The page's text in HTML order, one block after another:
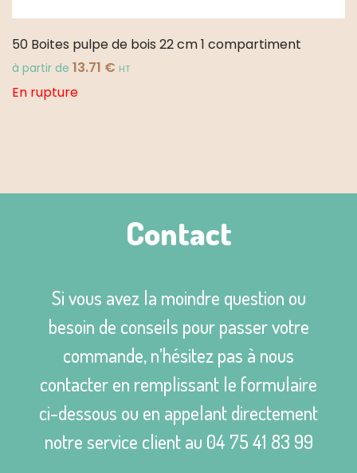
50 Boites pulpe de bois 22 cm 1 compartiment
à partir de 13.71 € HT
En rupture
Contact
Si vous avez la moindre question ou
besoin de conseils pour passer votre
commande, n’hésitez pas à nous
contacter en remplissant le formulaire
ci-dessous ou en appelant directement
notre service client au 04 75 41 83 99